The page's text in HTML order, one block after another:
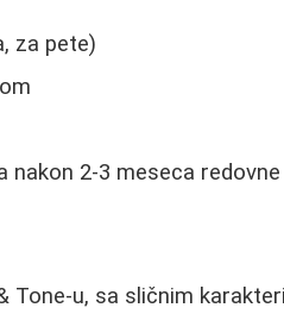
za pete)
nakon 2-3 meseca
Tone-u, sa sličnim